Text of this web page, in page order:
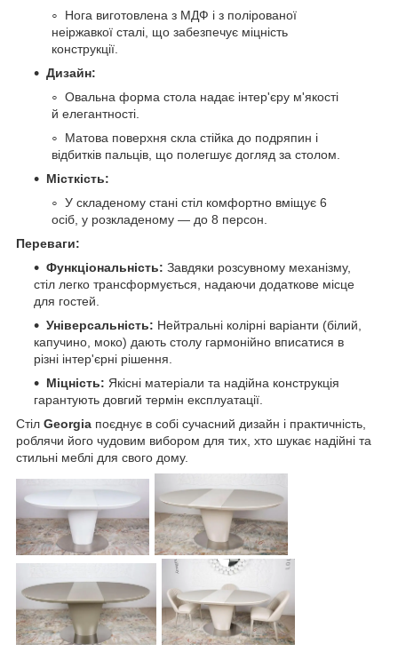
Нога виготовлена з МДФ і з полірованої
неіржавкої сталі, що забезпечує міцність
конструкції.
Дизайн:
Овальна форма стола надає інтер'єру м'якості
й елегантності.
Матова поверхня скла стійка до подряпин і
відбитків пальців, що полегшує догляд за столом.
Місткість:
У складеному стані стіл комфортно вміщує 6
осіб, у розкладеному — до 8 персон.
Переваги:
Функціональність: Завдяки розсувному механізму,
стіл легко трансформується, надаючи додаткове місце
для гостей.
Універсальність: Нейтральні колірні варіанти (білий,
капучино, моко) дають столу гармонійно вписатися в
різні інтер'єрні рішення.
Міцність: Якісні матеріали та надійна конструкція
гарантують довгий термін експлуатації.
Стіл Georgia поєднує в собі сучасний дизайн і практичність,
роблячи його чудовим вибором для тих, хто шукає надійні та
стильні меблі для свого дому.